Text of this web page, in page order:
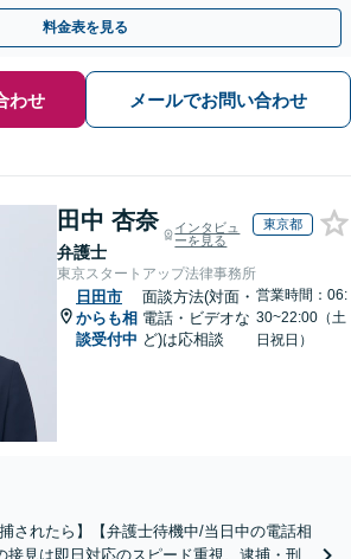
談可能】【WEB面談可能】
料金表を見る
わせ メールでお問い合わせ
田中 杏奈
弁護士
インタビュ
ーを見る
東京都
東京スタートアップ法律事務所
日田市
からも相
談受付中
面談方法(対面・
電話・ビデオな
ど)は応相談
営業時間：06:
30~22:00（土
日祝日）
されたら】【弁護士待機中/当日中の電話相
接見は即日対応のスピード重視、逮捕・刑